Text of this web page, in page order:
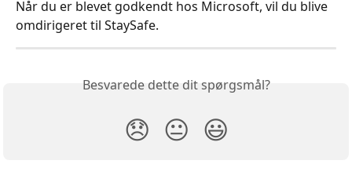
Når du er blevet godkendt hos Microsoft, vil du blive
omdirigeret til StaySafe.
Besvarede dette dit spørgsmål?
😞 😐 😃